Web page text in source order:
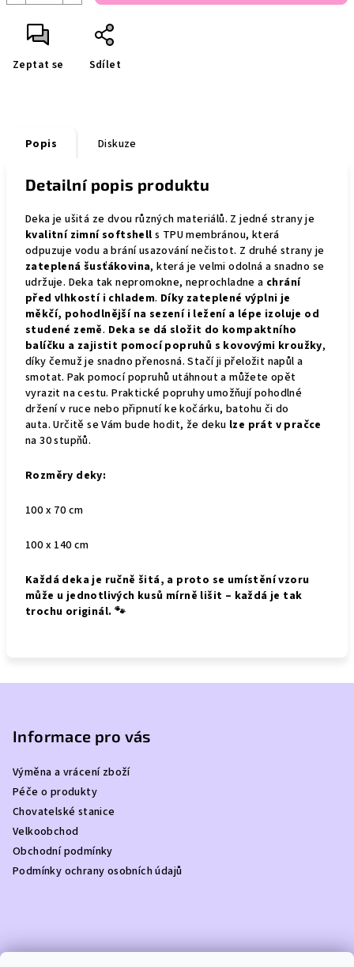
Zeptat se Sdílet
Popis Diskuze
Detailní popis produktu
Deka je ušitá ze dvou různých materiálů. Z jedné strany je
kvalitní zimní softshell s TPU membránou, která
odpuzuje vodu a brání usazování nečistot. Z druhé strany je
zateplená šusťákovina, která je velmi odolná a snadno se
udržuje. Deka tak nepromokne, neprochladne a chrání
před vlhkostí i chladem. Díky zateplené výplni je
měkčí, pohodlnější na sezení i ležení a lépe izoluje od
studené země. Deka se dá složit do kompaktního
balíčku a zajistit pomocí popruhů s kovovými kroužky,
díky čemuž je snadno přenosná. Stačí ji přeložit napůl a
smotat. Pak pomocí popruhů utáhnout a můžete opět
vyrazit na cestu. Praktické popruhy umožňují pohodlné
držení v ruce nebo připnutí ke kočárku, batohu či do
auta.Určitě se Vám bude hodit, že deku lze prát v pračce
na 30 stupňů.
Rozměry deky:
100 x 70 cm
100 x 140 cm
Každá deka je ručně šitá, a proto se umístění vzoru
může u jednotlivých kusů mírně lišit – každá je tak
trochu originál. 🐾
Informace pro vás
Výměna a vrácení zboží
Péče o produkty
Chovatelské stanice
Velkoobchod
Obchodní podmínky
Podmínky ochrany osobních údajů